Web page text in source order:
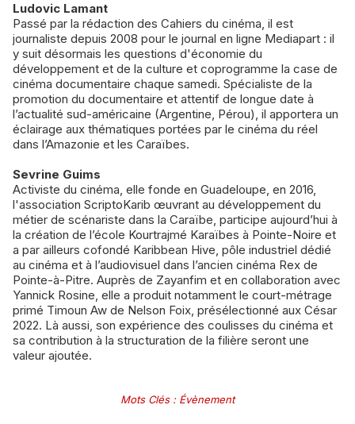
Ludovic Lamant
Passé par la rédaction des Cahiers du cinéma, il est
journaliste depuis 2008 pour le journal en ligne Mediapart : il
y suit désormais les questions d'économie du
développement et de la culture et coprogramme la case de
cinéma documentaire chaque samedi. Spécialiste de la
promotion du documentaire et attentif de longue date à
l’actualité sud-américaine (Argentine, Pérou), il apportera un
éclairage aux thématiques portées par le cinéma du réel
dans l’Amazonie et les Caraïbes.
Sevrine Guims
Activiste du cinéma, elle fonde en Guadeloupe, en 2016,
l'association ScriptoKarib œuvrant au développement du
métier de scénariste dans la Caraïbe, participe aujourd’hui à
la création de l’école Kourtrajmé Karaïbes à Pointe-Noire et
a par ailleurs cofondé Karibbean Hive, pôle industriel dédié
au cinéma et à l’audiovisuel dans l’ancien cinéma Rex de
Pointe-à-Pitre. Auprès de Zayanfim et en collaboration avec
Yannick Rosine, elle a produit notamment le court-métrage
primé Timoun Aw de Nelson Foix, présélectionné aux César
2022. Là aussi, son expérience des coulisses du cinéma et
sa contribution à la structuration de la filière seront une
valeur ajoutée.
Mots Clés: Évènement